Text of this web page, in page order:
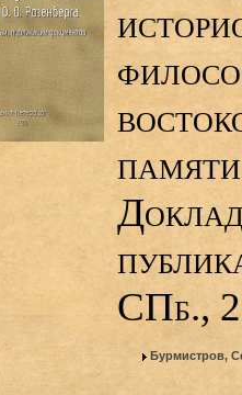
СПб.,
Бурмистров,